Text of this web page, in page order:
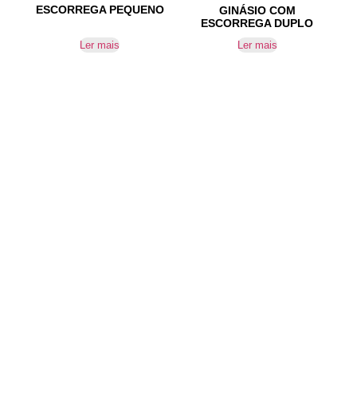
ESCORREGA PEQUENO
Ler mais
GINÁSIO COM
ESCORREGA DUPLO
Ler mais